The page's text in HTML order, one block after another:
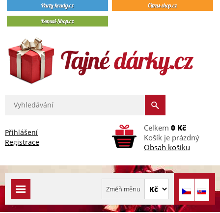
Přihlášení
Registrace
Celkem 0 Kč
Košík je prázdný
Obsah košíku